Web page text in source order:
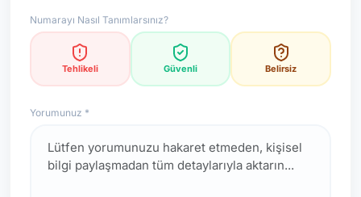
güncellenir.
Numarayı Nasıl Tanımlarsınız?
Tehlikeli Güvenli Belirsiz
Yorumunuz *